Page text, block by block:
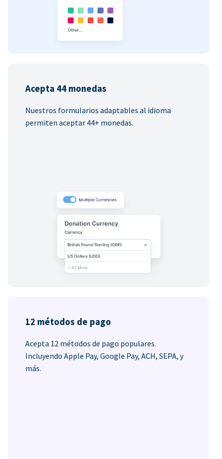
Acepta 44 monedas
Nuestros formularios adaptables al idioma
permiten aceptar 44+ monedas.
12 métodos de pago
Acepta 12 métodos de pago populares.
Incluyendo Apple Pay, Google Pay, ACH, SEPA, y
más.